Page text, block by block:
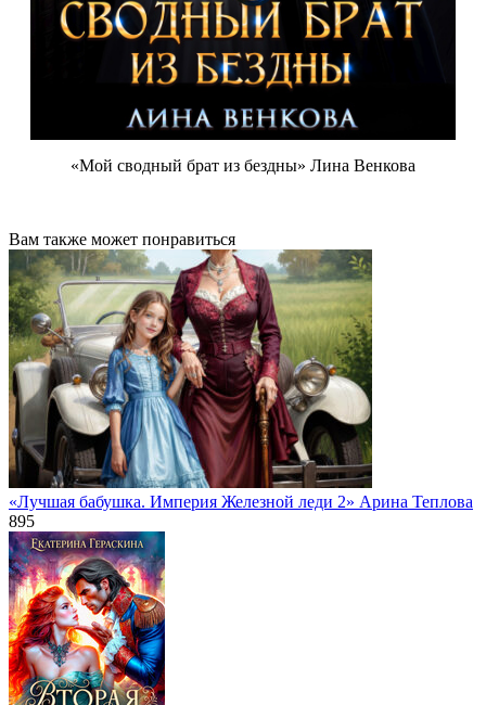
«Мой сводный брат из бездны» Лина Венкова
Вам также может понравиться
«Лучшая бабушка. Империя Железной леди 2» Арина Теплова
895